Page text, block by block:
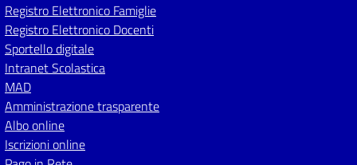
Registro Elettronico Famiglie
Registro Elettronico Docenti
Sportello digitale
Intranet Scolastica
MAD
Amministrazione trasparente
Albo online
Iscrizioni online